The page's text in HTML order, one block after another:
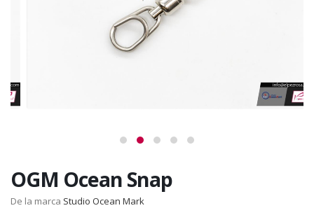
OGM Ocean Snap
De la marca Studio Ocean Mark